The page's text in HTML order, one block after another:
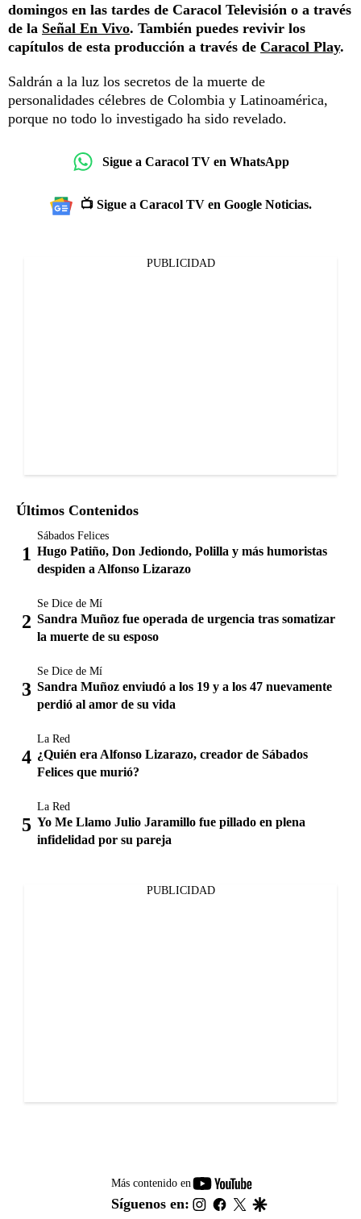
domingos en las tardes de Caracol Televisión o a través
de la Señal En Vivo. También puedes revivir los
capítulos de esta producción a través de Caracol Play.
Saldrán a la luz los secretos de la muerte de
personalidades célebres de Colombia y Latinoamérica,
porque no todo lo investigado ha sido revelado.
Sigue a Caracol TV en WhatsApp
📺 Sigue a Caracol TV en Google Noticias.
PUBLICIDAD
Últimos Contenidos
Sábados Felices
Hugo Patiño, Don Jediondo, Polilla y más humoristas
despiden a Alfonso Lizarazo
Se Dice de Mí
Sandra Muñoz fue operada de urgencia tras somatizar
la muerte de su esposo
Se Dice de Mí
Sandra Muñoz enviudó a los 19 y a los 47 nuevamente
perdió al amor de su vida
La Red
¿Quién era Alfonso Lizarazo, creador de Sábados
Felices que murió?
La Red
Yo Me Llamo Julio Jaramillo fue pillado en plena
infidelidad por su pareja
PUBLICIDAD
Más contenido en
youtube-
footer
Síguenos en: instagram
facebook
twitter